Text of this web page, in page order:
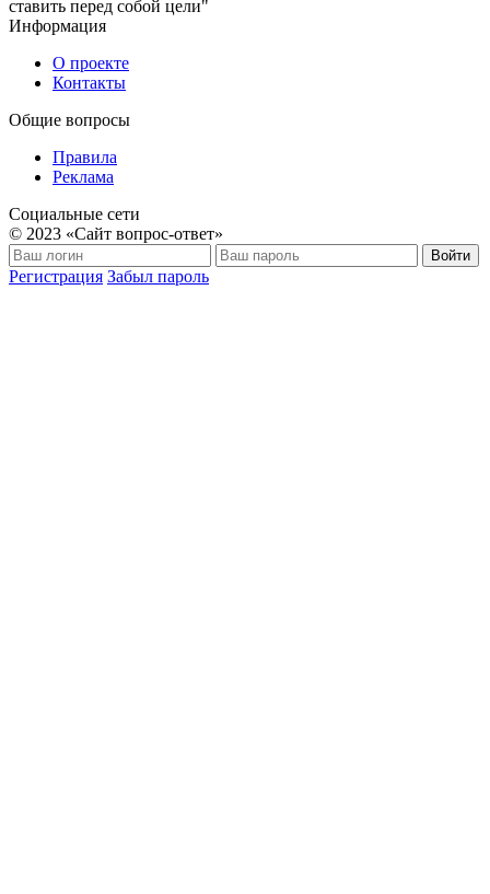
ставить перед собой цели"
Информация
О проекте
Контакты
Общие вопросы
Правила
Реклама
Социальные сети
© 2023 «Сайт вопрос-ответ»
Войти
Регистрация Забыл пароль